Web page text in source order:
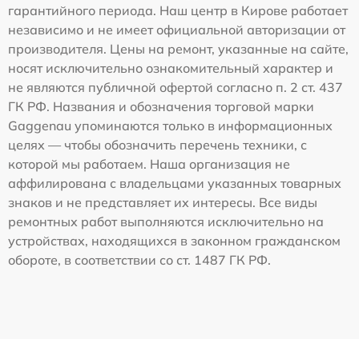
гарантийного периода. Наш центр в Кирове работает
независимо и не имеет официальной авторизации от
производителя. Цены на ремонт, указанные на сайте,
носят исключительно ознакомительный характер и
не являются публичной офертой согласно п. 2 ст. 437
ГК РФ. Названия и обозначения торговой марки
Gaggenau упоминаются только в информационных
целях — чтобы обозначить перечень техники, с
которой мы работаем. Наша организация не
аффилирована с владельцами указанных товарных
знаков и не представляет их интересы. Все виды
ремонтных работ выполняются исключительно на
устройствах, находящихся в законном гражданском
обороте, в соответствии со ст. 1487 ГК РФ.